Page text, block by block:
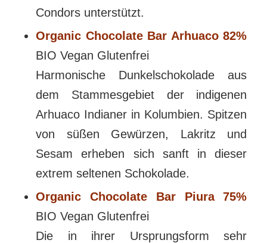
Condors unterstützt.
Organic Chocolate Bar Arhuaco 82%
BIO Vegan Glutenfrei
Harmonische Dunkelschokolade aus
dem Stammesgebiet der indigenen
Arhuaco Indianer in Kolumbien. Spitzen
von süßen Gewürzen, Lakritz und
Sesam erheben sich sanft in dieser
extrem seltenen Schokolade.
Organic Chocolate Bar Piura 75%
BIO Vegan Glutenfrei
Die in ihrer Ursprungsform sehr